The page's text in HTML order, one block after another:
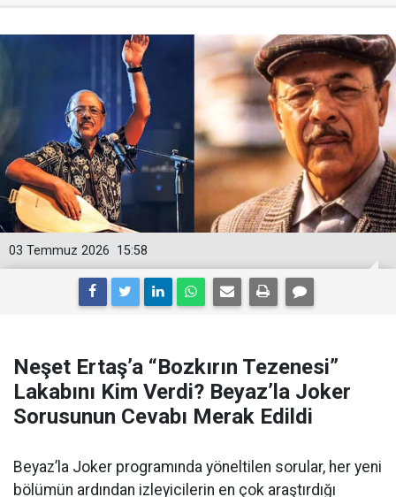
15:58
03 Temmuz 2026
Neşet Ertaş’a “Bozkırın Tezenesi”
Lakabını Kim Verdi? Beyaz’la Joker
Sorusunun Cevabı Merak Edildi
Beyaz’la Joker programında yöneltilen sorular, her yeni
bölümün ardından izleyicilerin en çok araştırdığı